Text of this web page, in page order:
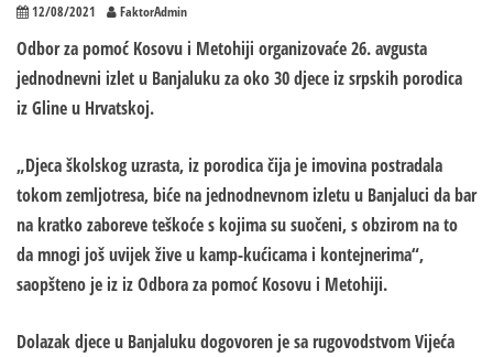
12/08/2021 FaktorAdmin
Odbor za pomoć Kosovu i Metohiji organizovaće 26. avgusta
jednodnevni izlet u Banjaluku za oko 30 djece iz srpskih porodica
iz Gline u Hrvatskoj.
„Djeca školskog uzrasta, iz porodica čija je imovina postradala
tokom zemljotresa, biće na jednodnevnom izletu u Banjaluci da bar
na kratko zaboreve teškoće s kojima su suočeni, s obzirom na to
da mnogi još uvijek žive u kamp-kućicama i kontejnerima“,
saopšteno je iz iz Odbora za pomoć Kosovu i Metohiji.
Dolazak djece u Banjaluku dogovoren je sa rugovodstvom Vijeća